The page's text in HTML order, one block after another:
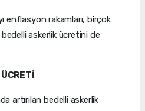
enflasyon rakamları, birçok
askerlik ücretini de
artırılan bedelli askerlik